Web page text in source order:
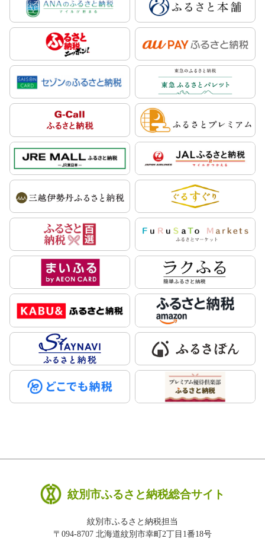
紋別市ふるさと納税総合サイト
紋別市ふるさと納税担当
〒094-8707 北海道紋別市幸町2丁目1番18号